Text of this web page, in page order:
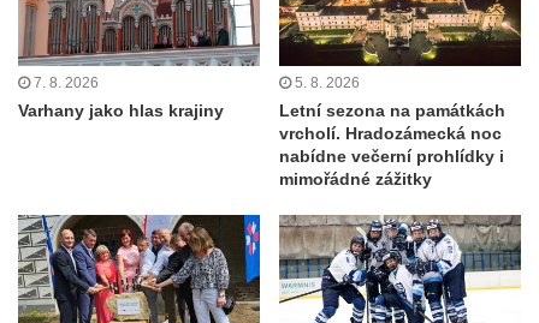
7. 8. 2026
Varhany jako hlas krajiny
5. 8. 2026
Letní sezona na památkách
vrcholí. Hradozámecká noc
nabídne večerní prohlídky i
mimořádné zážitky